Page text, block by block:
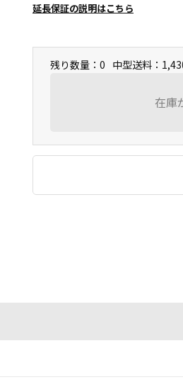
延長保証の説明はこちら
残り数量：0 中型送料：
在庫